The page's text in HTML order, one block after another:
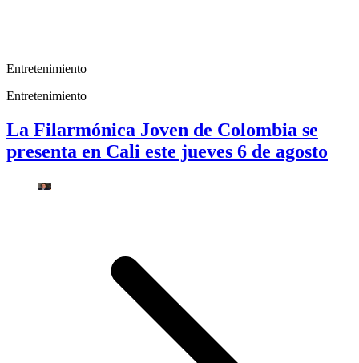
Entretenimiento
Entretenimiento
La Filarmónica Joven de Colombia se
presenta en Cali este jueves 6 de agosto